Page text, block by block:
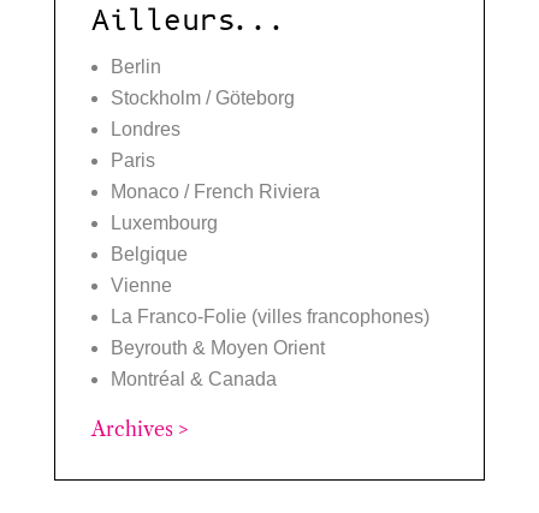
Ailleurs...
Berlin
Stockholm / Göteborg
Londres
Paris
Monaco / French Riviera
Luxembourg
Belgique
Vienne
La Franco-Folie (villes francophones)
Beyrouth & Moyen Orient
Montréal & Canada
Archives >